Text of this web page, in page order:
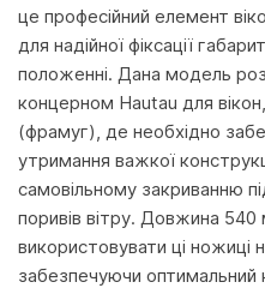
це професійний елемент
для надійної фіксації
положенні. Дана модель
концерном Hautau для
(фрамуг), де необхідно
утримання важкої
самовільному закриванню
поривів вітру. Довжина
використовувати ці ножиці
забезпечуючи оптимальний